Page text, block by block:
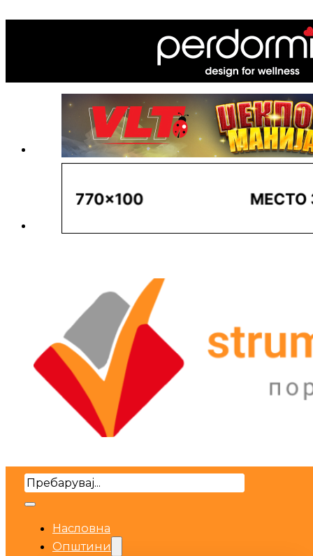
Search
Насловна
Општини